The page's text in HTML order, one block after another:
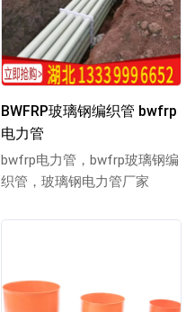
BWFRP玻璃钢编织管 bwfrp
电力管
bwfrp电力管，bwfrp玻璃钢编
织管，玻璃钢电力管厂家